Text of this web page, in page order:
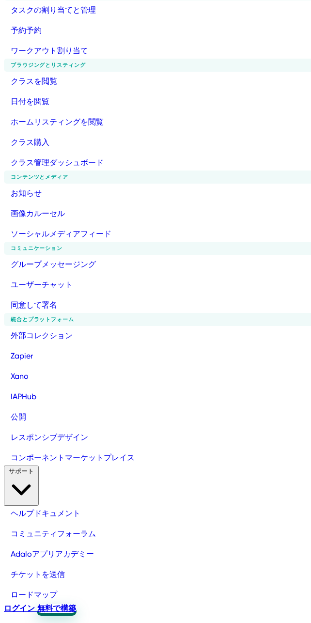
タスクの割り当てと管理
予約予約
ワークアウト割り当て
ブラウジングとリスティング
クラスを閲覧
日付を閲覧
ホームリスティングを閲覧
クラス購入
クラス管理ダッシュボード
コンテンツとメディア
お知らせ
画像カルーセル
ソーシャルメディアフィード
コミュニケーション
グループメッセージング
ユーザーチャット
同意して署名
統合とプラットフォーム
外部コレクション
Zapier
Xano
IAPHub
公開
レスポンシブデザイン
コンポーネントマーケットプレイス
ヘルプドキュメント
コミュニティフォーラム
Adaloアプリアカデミー
チケットを送信
ロードマップ
ログイン 無料で構築